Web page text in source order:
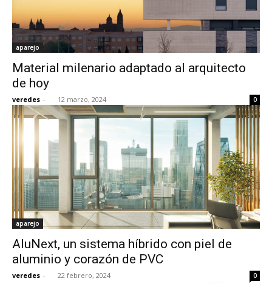
aparejo
Material milenario adaptado al arquitecto
de hoy
veredes - 12 marzo, 2024 0
aparejo
AluNext, un sistema híbrido con piel de
aluminio y corazón de PVC
veredes - 22 febrero, 2024 0